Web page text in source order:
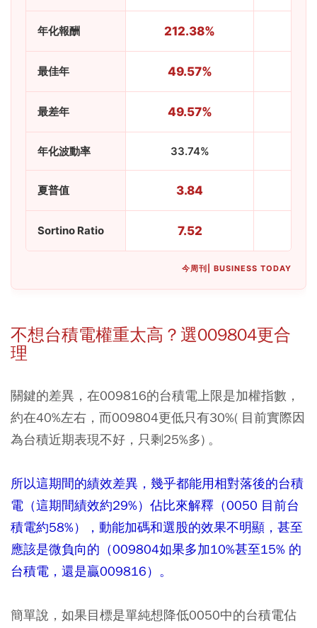
年化報酬 212.38%
最佳年 49.57%
最差年 49.57%
年化波動率 33.74%
夏普值 3.84
Sortino Ratio 7.52
今周刊| BUSINESS TODAY
不想台積電權重太高？選009804更合
理
關鍵的差異，在009816的台積電上限是加權指數，
約在40%左右，而009804更低只有30%( 目前實際因
為台積近期表現不好，只剩25%多) 。
所以這期間的績效差異，幾乎都能用相對落後的台積
電（這期間績效約29%）佔比來解釋（0050 目前台
積電約58%），動能加碼和選股的效果不明顯，甚至
應該是微負向的（009804如果多加10%甚至15% 的
台積電，還是贏009816）。
簡單說，如果目標是單純想降低0050中的台積電佔